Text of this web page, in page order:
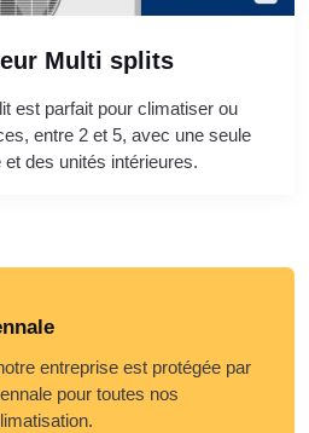
Multi splits
est parfait pour climatiser ou
entre 2 et 5, avec une seule
et des unités intérieures.
entreprise est protégée par
pour toutes nos